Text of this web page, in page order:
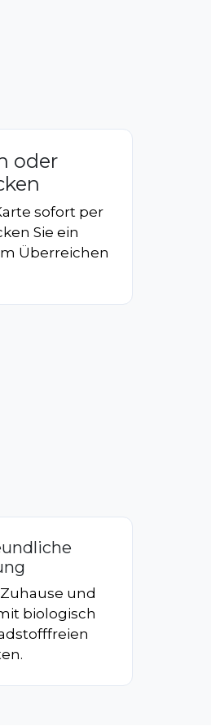
oder
sofort per
Sie ein
Überreichen
und
biologisch